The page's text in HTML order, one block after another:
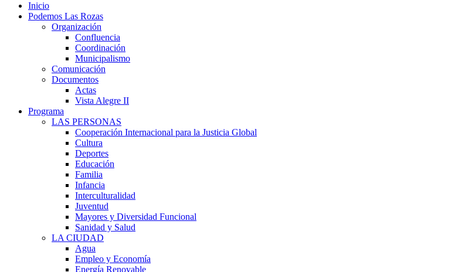
Inicio
Podemos Las Rozas
Organización
Confluencia
Coordinación
Municipalismo
Comunicación
Documentos
Actas
Vista Alegre II
Programa
LAS PERSONAS
Cooperación Internacional para la Justicia Global
Cultura
Deportes
Educación
Familia
Infancia
Interculturalidad
Juventud
Mayores y Diversidad Funcional
Sanidad y Salud
LA CIUDAD
Agua
Empleo y Economía
Energía Renovable